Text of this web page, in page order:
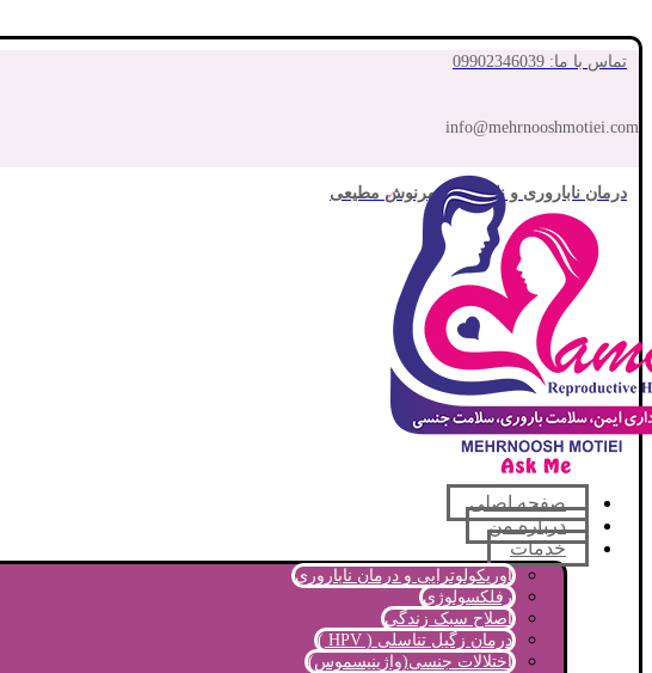
تماس با ما: 09902346039
info@mehrnooshmotiei.com
درمان ناباروری و نازایی با مهرنوش مطیعی
صفحه اصلی
درباره من
خدمات
اوریکولوتراپی و درمان ناباروری
رفلکسولوژی
اصلاح سبک زندگی
درمان زگیل تناسلی ( HPV )
اختلالات جنسی(واژینیسموس)